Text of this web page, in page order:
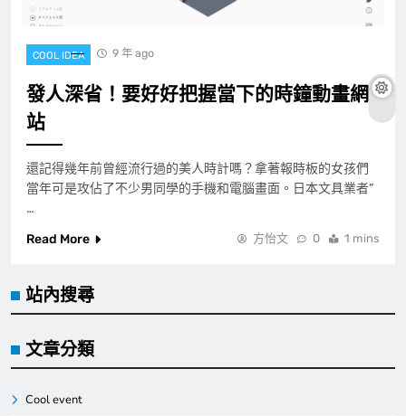
COOL IDEA 9 年 ago
發人深省！要好好把握當下的時鐘動畫網
站
還記得幾年前曾經流行過的美人時計嗎？拿著報時板的女孩們
當年可是攻佔了不少男同學的手機和電腦畫面。日本文具業者”
…
Read More
方怡文 0 1 mins
站內搜尋
文章分類
Cool event